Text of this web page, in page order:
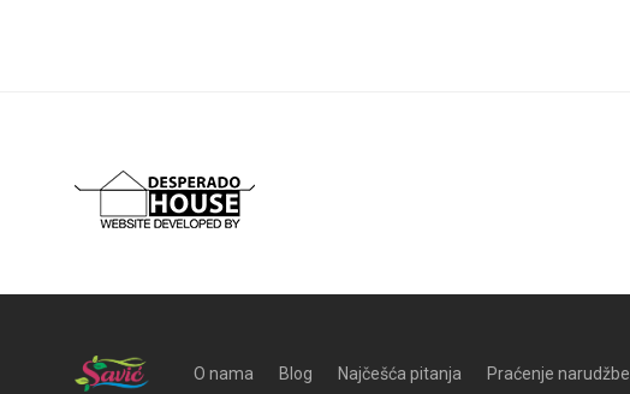
O nama Blog Najčešća pitanja Praćenje narudžbe